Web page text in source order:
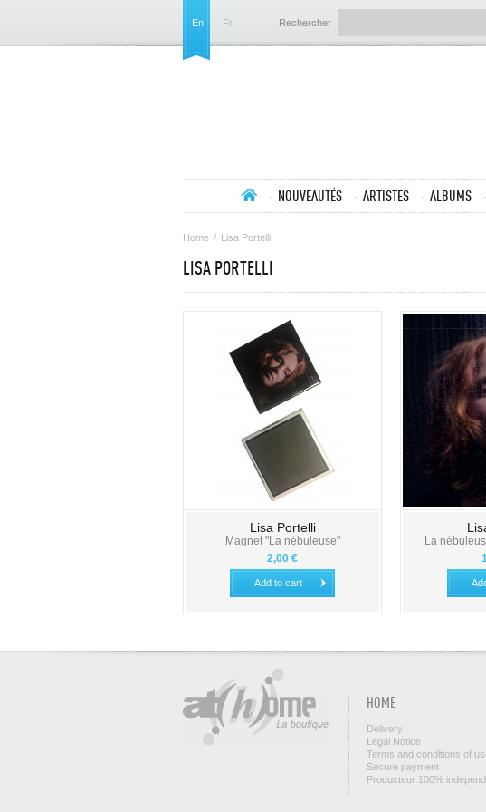
En Fr Rechercher
NOUVEAUTÉS ARTISTES ALBUMS
Home / Lisa Portelli
LISA PORTELLI
Lisa Portelli
Magnet "La nébuleuse"
2,00 €
Add to cart
La
HOME
Delivery
Legal Notice
Terms and conditions of
Secure payment
Producteur 100%